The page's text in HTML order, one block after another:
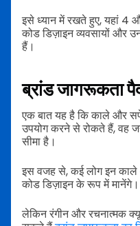
इसे ध्यान में रखते हुए, यहां 4
कोड डिज़ाइन व्यवसायों और
हैं।
ब्रांड जागरूकता
एक बात यह है कि काले और
उपयोग करने से रोकते हैं, वह
सीमा है।
इस वजह से, कई लोग इन
कोड डिज़ाइन के रूप में मानेंगे।
लेकिन रंगीन और रचनात्मक